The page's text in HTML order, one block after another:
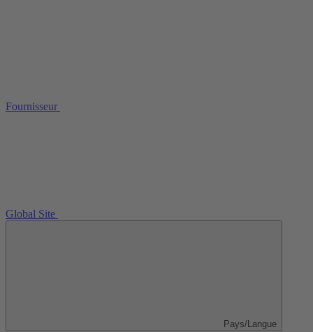
Fournisseur
Global Site
Pays/Langue